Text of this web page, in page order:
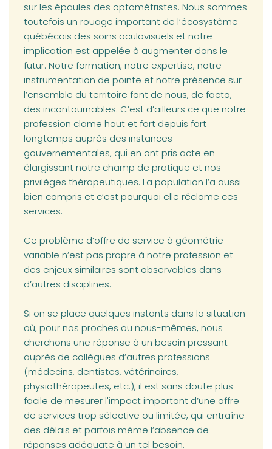
sur les épaules des optométristes. Nous sommes
toutefois un rouage important de l’écosystème
québécois des soins oculovisuels et notre
implication est appelée à augmenter dans le
futur. Notre formation, notre expertise, notre
instrumentation de pointe et notre présence sur
l’ensemble du territoire font de nous, de facto,
des incontournables. C’est d’ailleurs ce que notre
profession clame haut et fort depuis fort
longtemps auprès des instances
gouvernementales, qui en ont pris acte en
élargissant notre champ de pratique et nos
privilèges thérapeutiques. La population l’a aussi
bien compris et c’est pourquoi elle réclame ces
services.
Ce problème d’offre de service à géométrie
variable n’est pas propre à notre profession et
des enjeux similaires sont observables dans
d’autres disciplines.
Si on se place quelques instants dans la situation
où, pour nos proches ou nous-mêmes, nous
cherchons une réponse à un besoin pressant
auprès de collègues d’autres professions
(médecins, dentistes, vétérinaires,
physiothérapeutes, etc.), il est sans doute plus
facile de mesurer l'impact important d’une offre
de services trop sélective ou limitée, qui entraîne
des délais et parfois même l’absence de
réponses adéquate à un tel besoin.